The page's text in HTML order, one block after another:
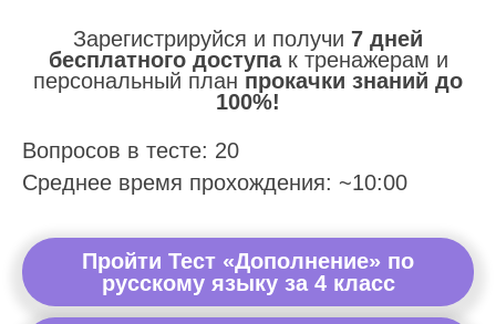
Зарегистрируйся и получи 7 дней
бесплатного доступак тренажерам и
персональный план прокачки знаний до
100%!
Вопросов в тесте: 20
Среднее время прохождения: ~10:00
Пройти Тест «Дополнение» по
русскому языку за 4 класс